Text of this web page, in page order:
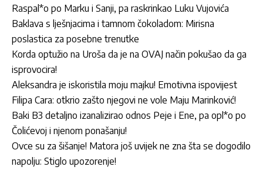
Raspal*o po Marku i Sanji, pa raskrinkao Luku Vujovića
Baklava s lješnjacima i tamnom čokoladom: Mirisna
poslastica za posebne trenutke
Korda optužio na Uroša da je na OVAJ način pokušao da ga
isprovocira!
Aleksandra je iskoristila moju majku! Emotivna ispovijest
Filipa Cara: otkrio zašto njegovi ne vole Maju Marinković!
Baki B3 detaljno izanalizirao odnos Peje i Ene, pa opl*o po
Čolićevoj i njenom ponašanju!
Ovce su za šišanje! Matora još uvijek ne zna šta se dogodilo
napolju: Stiglo upozorenje!